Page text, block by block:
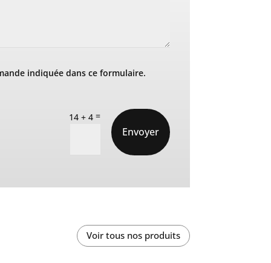
indiquée dans ce formulaire.
14 + 4 =
Envoyer
Voir tous nos produits